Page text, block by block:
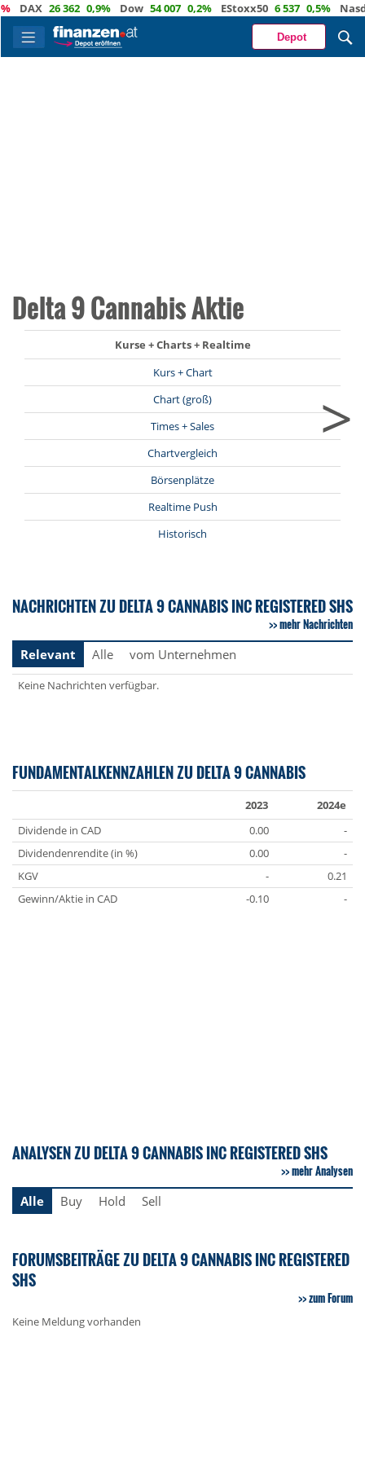
26 362 0,9% Dow 54 007 0,2% EStoxx50 6 537 0,5% Nasdaq
Depot
Delta 9 Cannabis Aktie
Kurse + Charts + Realtime
Kurs + Chart
Chart (groß)
Times + Sales
Chartvergleich
Börsenplätze
Realtime Push
Historisch
>
NACHRICHTEN ZU DELTA 9 CANNABIS INC REGISTERED SHS
mehr Nachrichten
Relevant
Alle vom Unternehmen
Keine Nachrichten verfügbar.
FUNDAMENTALKENNZAHLEN ZU DELTA 9 CANNABIS
2023
2024e
Dividende in CAD
0.00
-
Dividendenrendite (in %)
0.00
-
KGV
-
0.21
Gewinn/Aktie in CAD
-0.10 -
ANALYSEN ZU DELTA 9 CANNABIS INC REGISTERED SHS
mehr Analysen
Alle
Buy Hold Sell
FORUMSBEITRÄGE ZU DELTA 9 CANNABIS INC REGISTERED
SHS
zum Forum
Keine Meldung vorhanden